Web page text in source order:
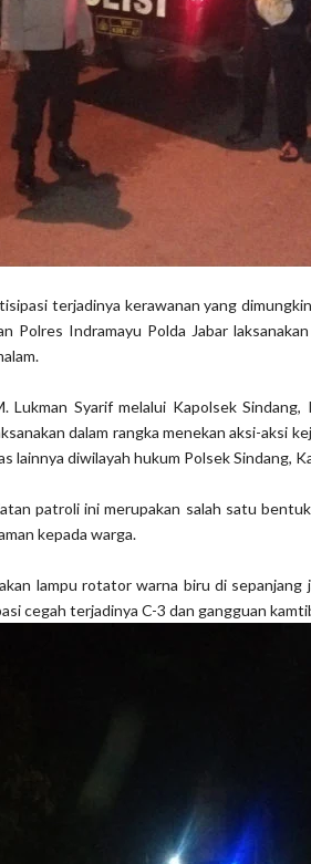
terjadinya kerawanan yang
Polres Indramayu Polda Jabar
Lukman Syarif melalui Kapolsek
dalam rangka menekan aksi-aksi
lainnya diwilayah hukum Polsek Sindang,
patroli ini merupakan salah satu
kepada warga.
lampu rotator warna biru di sepanjang
cegah terjadinya C-3 dan gangguan